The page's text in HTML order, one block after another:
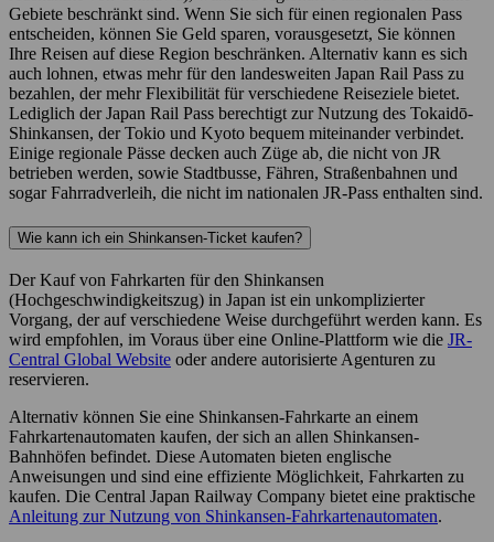
Gebiete beschränkt sind. Wenn Sie sich für einen regionalen Pass
entscheiden, können Sie Geld sparen, vorausgesetzt, Sie können
Ihre Reisen auf diese Region beschränken. Alternativ kann es sich
auch lohnen, etwas mehr für den landesweiten Japan Rail Pass zu
bezahlen, der mehr Flexibilität für verschiedene Reiseziele bietet.
Lediglich der Japan Rail Pass berechtigt zur Nutzung des Tokaidō-
Shinkansen, der Tokio und Kyoto bequem miteinander verbindet.
Einige regionale Pässe decken auch Züge ab, die nicht von JR
betrieben werden, sowie Stadtbusse, Fähren, Straßenbahnen und
sogar Fahrradverleih, die nicht im nationalen JR-Pass enthalten sind.
Wie kann ich ein Shinkansen-Ticket kaufen?
Der Kauf von Fahrkarten für den Shinkansen
(Hochgeschwindigkeitszug) in Japan ist ein unkomplizierter
Vorgang, der auf verschiedene Weise durchgeführt werden kann. Es
wird empfohlen, im Voraus über eine Online-Plattform wie die JR-
Central Global Website oder andere autorisierte Agenturen zu
reservieren.
Alternativ können Sie eine Shinkansen-Fahrkarte an einem
Fahrkartenautomaten kaufen, der sich an allen Shinkansen-
Bahnhöfen befindet. Diese Automaten bieten englische
Anweisungen und sind eine effiziente Möglichkeit, Fahrkarten zu
kaufen. Die Central Japan Railway Company bietet eine praktische
Anleitung zur Nutzung von Shinkansen-Fahrkartenautomaten.